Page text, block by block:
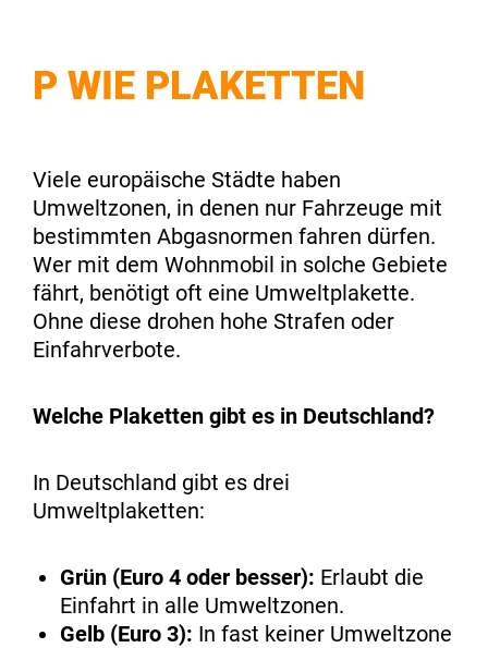
P WIE PLAKETTEN
Viele europäische Städte haben
Umweltzonen, in denen nur Fahrzeuge mit
bestimmten Abgasnormen fahren dürfen.
Wer mit dem Wohnmobil in solche Gebiete
fährt, benötigt oft eine Umweltplakette.
Ohne diese drohen hohe Strafen oder
Einfahrverbote.
Welche Plaketten gibt es in Deutschland?
In Deutschland gibt es drei
Umweltplaketten:
Grün (Euro 4 oder besser): Erlaubt die
Einfahrt in alle Umweltzonen.
Gelb (Euro 3): In fast keiner Umweltzone